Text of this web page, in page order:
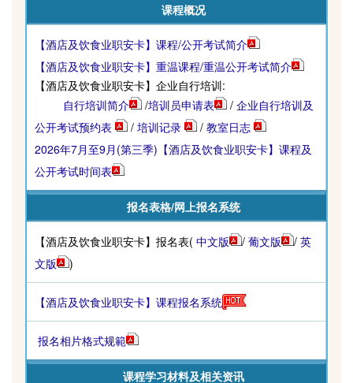
课程概况
【酒店及饮食业职安卡】课程/公开考试简介
【酒店及饮食业职安卡】重温课程/重温公开考试简介
【酒店及饮食业职安卡】企业自行培训:
自行培训简介
/培训员申请表 / 企业自行培训及
公开考试预约表
/ 培训记录 / 教室日志
2026年7月至9月(第三季)【酒店及饮食业职安卡】课程及
公开考试时间表
报名表格/网上报名系统
【酒店及饮食业职安卡】报名表( 中文版 / 葡文版 / 英
文版
)
【酒店及饮食业职安卡】课程报名系统
报名相片格式规範
课程学习材料及相关资讯